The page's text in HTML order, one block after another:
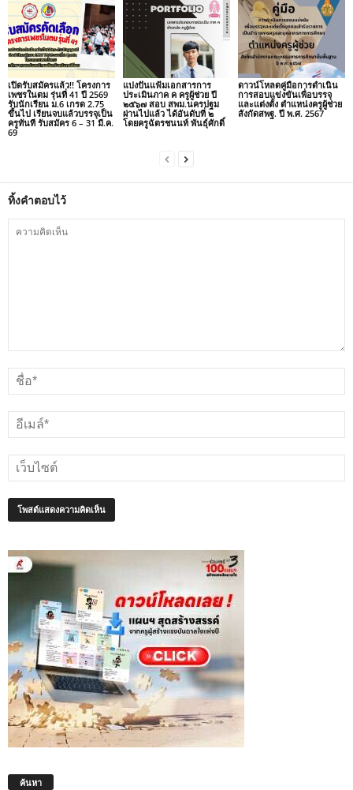
เปิดรับสมัครแล้ว!! โครงการ
เพชรในตม รุ่นที่ 41 ปี 2569
รับนักเรียน ม.6 เกรด 2.75
ขึ้นไป เรียนจบแล้วบรรจุเป็น
ครูทันที รับสมัคร 6 – 31 มี.ค.
69
แบ่งปันแฟ้มเอกสารการ
ประเมินภาค ค ครูผู้ช่วย ปี
๒๕๖๗ สอบ สพม.นครปฐม
ผ่านไปแล้ว ได้อันดับที่ ๒
โดยครูฉัตรชนนท์ พันธุ์ศักดิ์
ดาวน์โหลดคู่มือการดำเนิน
การสอบแข่งขันเพื่อบรรจุ
และแต่งตั้ง ตำแหน่งครูผู้ช่วย
สังกัดสพฐ. ปี พ.ศ. 2567
ทิ้งคำตอบไว้
ค้นหา